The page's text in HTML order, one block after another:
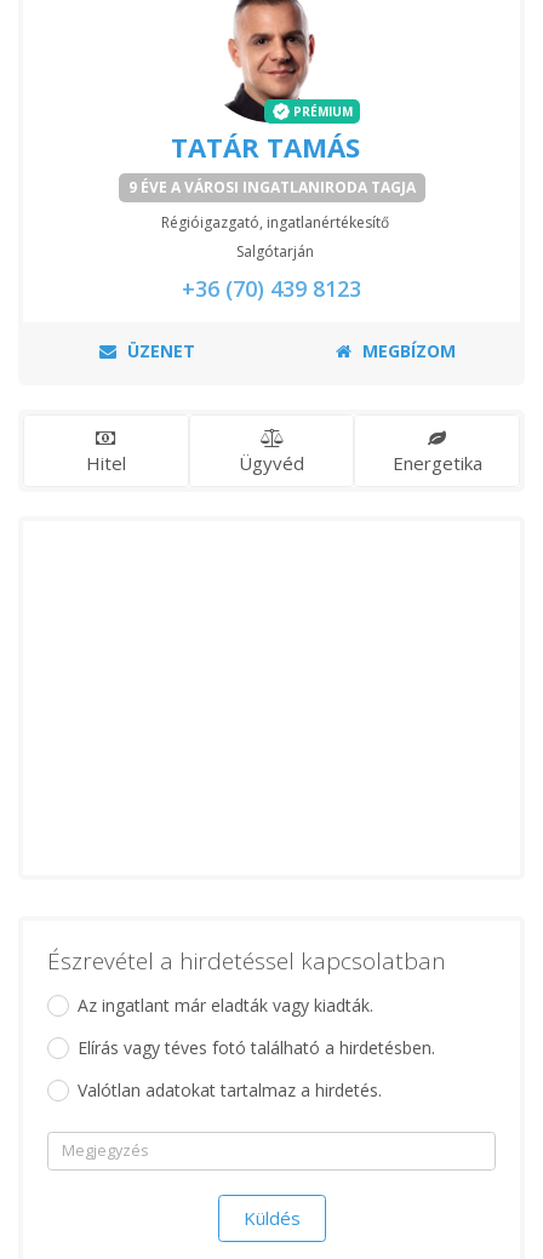
PRÉMIUM
TATÁR TAMÁS
9 ÉVE A VÁROSI INGATLANIRODA TAGJA
Régióigazgató, ingatlanértékesítő
Salgótarján
+36 (70) 439 8123
ÜZENET MEGBÍZOM
Hitel Ügyvéd Energetika
Észrevétel a hirdetéssel kapcsolatban
Az ingatlant már eladták vagy kiadták.
Elírás vagy téves fotó található a hirdetésben.
Valótlan adatokat tartalmaz a hirdetés.